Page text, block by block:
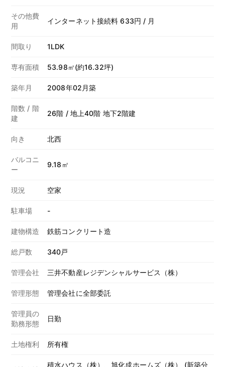
その他費
用
インターネット接続料 633円 / 月
間取り 1LDK
専有面積 53.98㎡(約16.32坪)
築年月 2008年02月築
階数 / 階
建
26階 / 地上40階 地下2階建
向き 北西
バルコニ
ー
9.18㎡
現況 空家
駐車場 -
建物構造 鉄筋コンクリート造
総戸数 340戸
管理会社 三井不動産レジデンシャルサービス（株）
管理形態 管理会社に全部委託
管理員の
勤務形態
日勤
土地権利 所有権
積水ハウス（株）、旭化成ホームズ（株） (新築分